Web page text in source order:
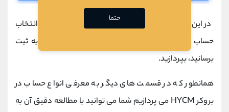
در این مرحله شما باید برای تکمیل فرآیند ثبت نام به انتخاب
حساب معاملاتی که قصد دارید با آن معاملات خود را به ثبت
برسانید، بپردازید.
همانطور که در قسمت های دیگر به معرفی انواع حساب در
بروکرHYCM می پردازیم شما می توانید با مطالعه دقیق آن به
حتما